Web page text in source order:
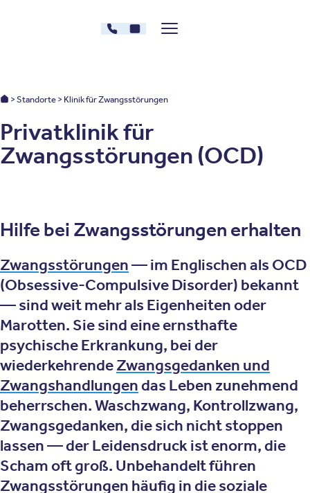
030 - 26478607
Kontakt
Menü zeigen/verstecken
Oberberg Kliniken: Startseite
Standorte Klinik für Zwangsstörungen
Privatklinik für
Zwangsstörungen (OCD)
Hilfe bei Zwangsstörungen erhalten
Zwangsstörungen— im Englischen als OCD
(Obsessive-Compulsive Disorder) bekannt
— sind weit mehr als Eigenheiten oder
Marotten. Sie sind eine ernsthafte
psychische Erkrankung, bei der
wiederkehrendeZwangsgedanken und
Zwangshandlungendas Leben zunehmend
beherrschen. Waschzwang, Kontrollzwang,
Zwangsgedanken, die sich nicht stoppen
lassen — der Leidensdruck ist enorm, die
Scham oft groß. Unbehandelt führen
Zwangsstörungen häufig in die soziale